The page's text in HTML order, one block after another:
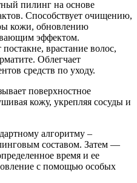
пилинг на основе
Способствует очищению,
кожи, обновлению
эффектом.
врастание волос,
Облегчает
средств по уходу.
поверхностное
кожу, укрепляя сосуды и
алгоритму –
составом. Затем —
время и ее
с помощью особых